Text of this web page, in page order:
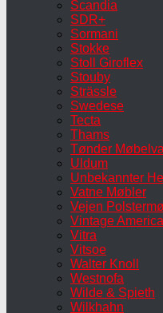
Scandia
SDR+
Sormani
Stokke
Stoll Giroflex
Stouby
Strässle
Swedese
Tecta
Thams
Tønder
Uldum
Unbekannter
Vatne Møbler
Vejen
Vintage
Vitra
Vitsoe
Walter Knoll
Westnofa
Wilde & Spieth
Wilkhahn